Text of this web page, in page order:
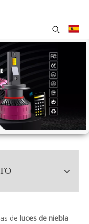
de luces de niebla